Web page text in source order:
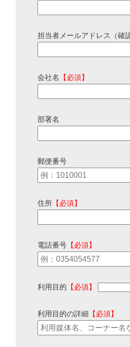
担当者メールアドレス（確
会社名 【必須】
部署名
郵便番号
住所 【必須】
電話番号 【必須】
利用目的 【必須】
利用目的の詳細 【必須】